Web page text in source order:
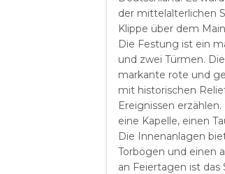
der mittelalterlichen
Klippe über dem
Die Festung ist ein
und zwei Türmen.
markante rote und
mit historischen
Ereignissen
eine Kapelle, einen
Die Innenanlagen
Torbögen und einen
an Feiertagen ist